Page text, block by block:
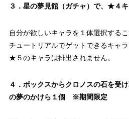
３．星の夢見館（ガチャ）で、★４
自分が欲しいキャラを１体選択するこ
チュートリアルでゲットできるキャ
★５のキャラは排出されません。
４．ボックスからクロノスの石を受
の夢のかけら１個 ※期間限定